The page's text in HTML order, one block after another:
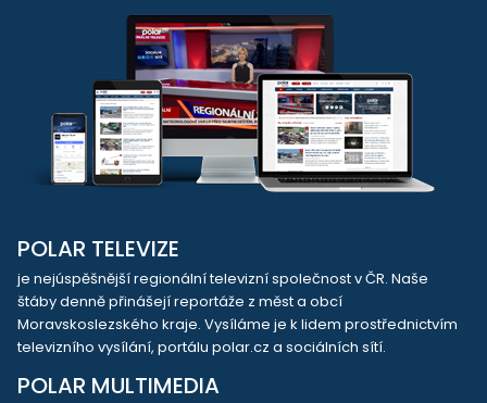
POLAR TELEVIZE
je nejúspěšnější regionální televizní společnost v ČR. Naše
štáby denně přinášejí reportáže z měst a obcí
Moravskoslezského kraje. Vysíláme je k lidem prostřednictvím
televizního vysílání, portálu polar.cz a sociálních sítí.
POLAR MULTIMEDIA